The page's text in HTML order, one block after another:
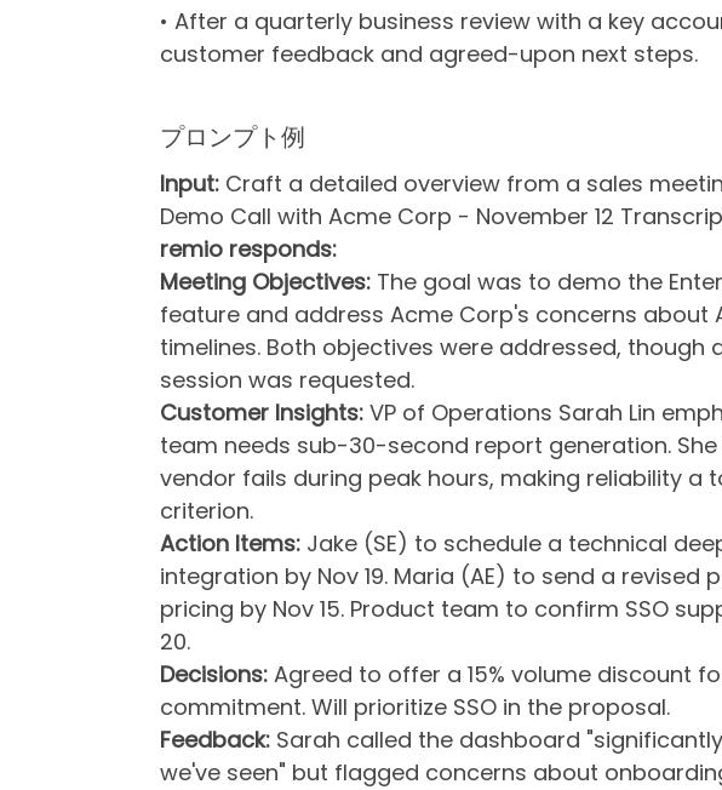
• After a quarterly business review with a key
customer feedback and agreed-upon next steps.
プロンプト例
Input: Craft a detailed overview from a sales
Demo Call with Acme Corp - November 12
remio responds:
Meeting Objectives: The goal was to demo the
feature and address Acme Corp's concerns about
timelines. Both objectives were addressed, though
session was requested.
Customer Insights: VP of Operations Sarah Lin
team needs sub-30-second report generation.
vendor fails during peak hours, making reliability a
criterion.
Action Items: Jake (SE) to schedule a technical
integration by Nov 19. Maria (AE) to send a revised
pricing by Nov 15. Product team to confirm SSO
20.
Decisions: Agreed to offer a 15% volume discount
commitment. Will prioritize SSO in the proposal.
Feedback: Sarah called the dashboard
we've seen" but flagged concerns about